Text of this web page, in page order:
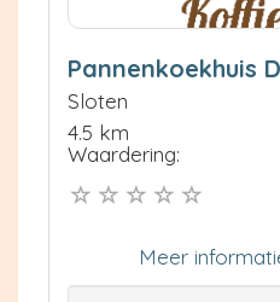
Pannenkoekhuis
Sloten
4.5 km
Waardering:
Meer